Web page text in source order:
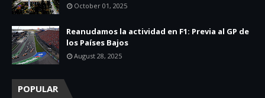
October 01, 2025
Reanudamos la actividad en F1: Previa al GP de
los Países Bajos
August 28, 2025
POPULAR